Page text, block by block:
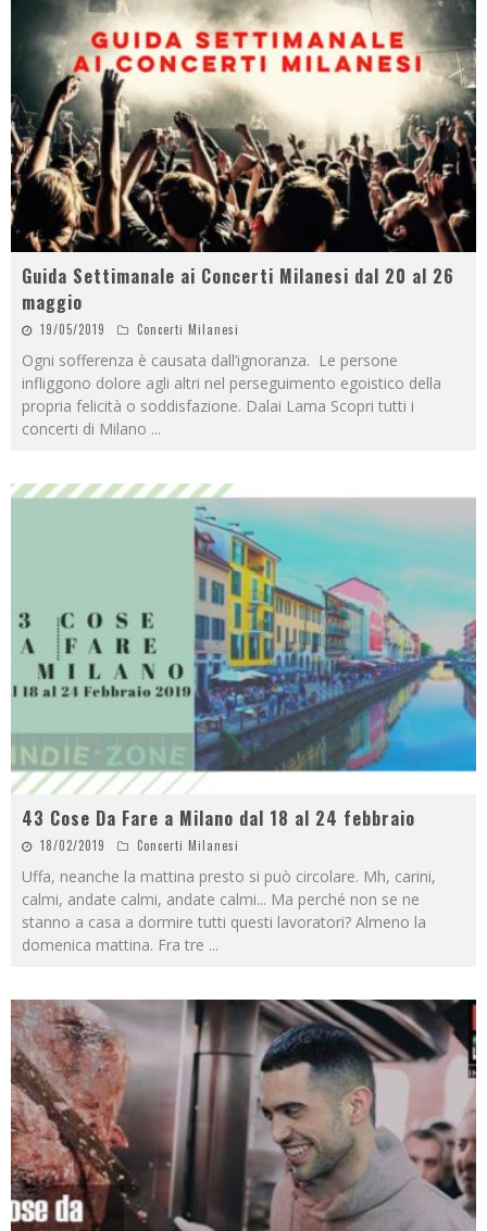
Guida Settimanale ai Concerti Milanesi dal 20 al 26
maggio
19/05/2019 Concerti Milanesi
Ogni sofferenza è causata dall’ignoranza. Le persone
infliggono dolore agli altri nel perseguimento egoistico della
propria felicità o soddisfazione. Dalai Lama Scopri tutti i
concerti di Milano ...
43 Cose Da Fare a Milano dal 18 al 24 febbraio
18/02/2019 Concerti Milanesi
Uffa, neanche la mattina presto si può circolare. Mh, carini,
calmi, andate calmi, andate calmi... Ma perché non se ne
stanno a casa a dormire tutti questi lavoratori? Almeno la
domenica mattina. Fra tre ...